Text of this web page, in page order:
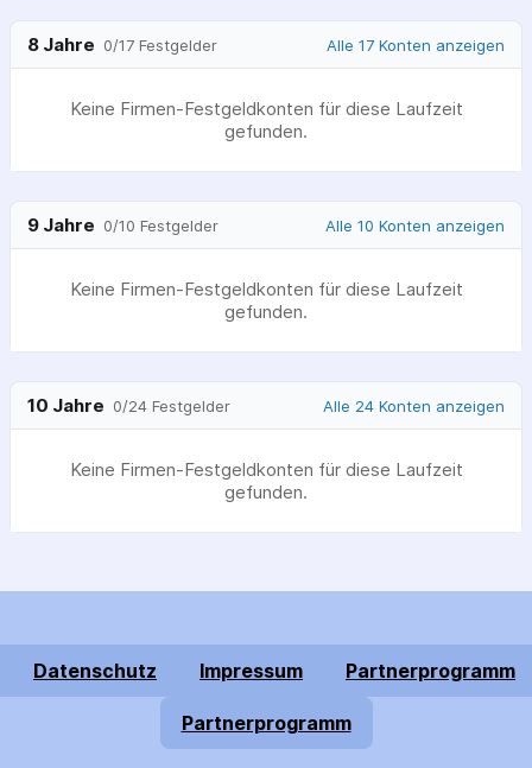
8 Jahre 0/17 Festgelder Alle 17 Konten anzeigen
Keine Firmen-Festgeldkonten für diese Laufzeit
gefunden.
9 Jahre 0/10 Festgelder Alle 10 Konten anzeigen
Keine Firmen-Festgeldkonten für diese Laufzeit
gefunden.
10 Jahre 0/24 Festgelder Alle 24 Konten anzeigen
Keine Firmen-Festgeldkonten für diese Laufzeit
gefunden.
Datenschutz Impressum Partnerprogramm
Partnerprogramm